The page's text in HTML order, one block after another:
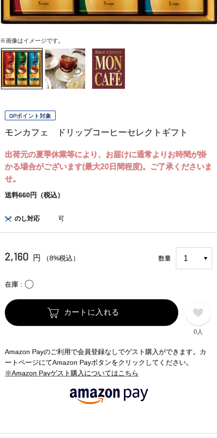
※画像はイメージです。
OPポイント対象
モンカフェ ドリップコーヒーセレクトギフト
出荷元の夏季休業等により、お届けに通常よりお時間が掛
かる場合がございます(最大20日間程度)。ご了承くださいま
せ。
送料660円（税込）
のし対応 可
2,160 円 （8%税込） 数量
在庫 〇
カートに入れる
0人
Amazon Payのご利用で会員登録なしでゲスト購入ができます。カ
ートページにてAmazon Payボタンをクリックしてください。
※Amazon Payゲスト購入についてはこちら